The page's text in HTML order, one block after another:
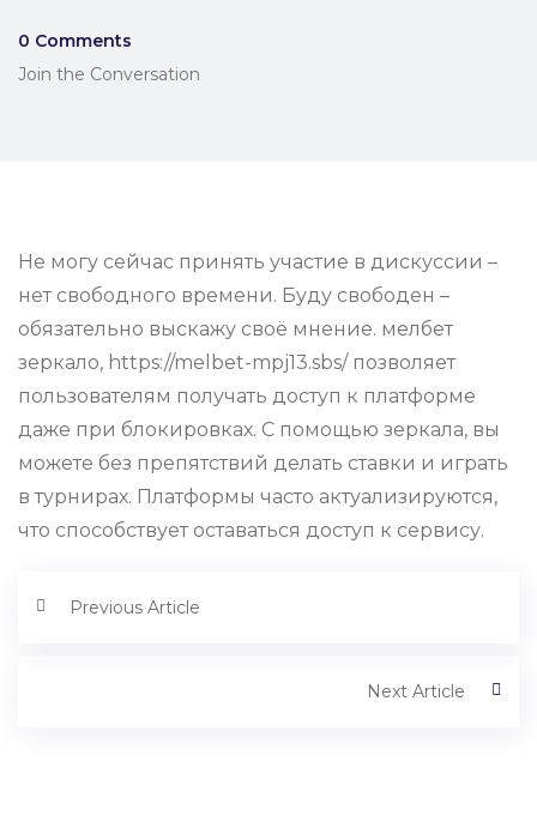
0 Comments
Join the Conversation
Не могу сейчас принять участие в дискуссии –
нет свободного времени. Буду свободен –
обязательно выскажу своё мнение. мелбет
зеркало, https://melbet-mpj13.sbs/ позволяет
пользователям получать доступ к платформе
даже при блокировках. С помощью зеркала, вы
можете без препятствий делать ставки и играть
в турнирах. Платформы часто актуализируются,
что способствует оставаться доступ к сервису.
Previous Article
Next Article